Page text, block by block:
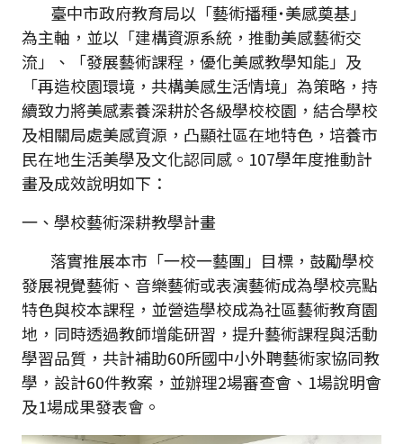
臺中市政府教育局以「藝術播種˙美感奠基」
為主軸，並以「建構資源系統，推動美感藝術交
流」、「發展藝術課程，優化美感教學知能」及
「再造校園環境，共構美感生活情境」為策略，持
續致力將美感素養深耕於各級學校校園，結合學校
及相關局處美感資源，凸顯社區在地特色，培養市
民在地生活美學及文化認同感。107學年度推動計
畫及成效說明如下：
一、學校藝術深耕教學計畫
落實推展本市「一校一藝團」目標，鼓勵學校
發展視覺藝術、音樂藝術或表演藝術成為學校亮點
特色與校本課程，並營造學校成為社區藝術教育園
地，同時透過教師增能研習，提升藝術課程與活動
學習品質，共計補助60所國中小外聘藝術家協同教
學，設計60件教案，並辦理2場審查會、1場說明會
及1場成果發表會。